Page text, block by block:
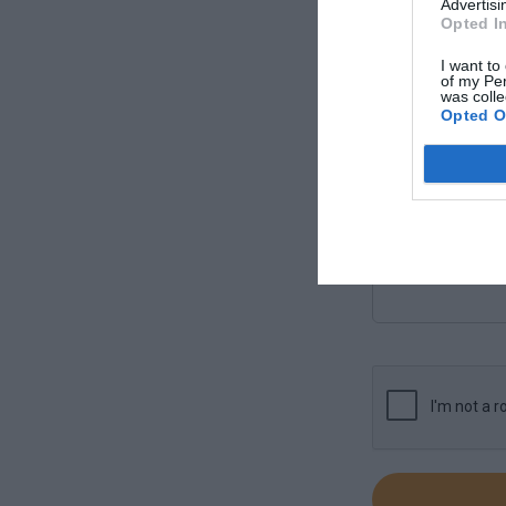
Opted In
I want to
of my
was
Opted
Ταχ. Κωδ.